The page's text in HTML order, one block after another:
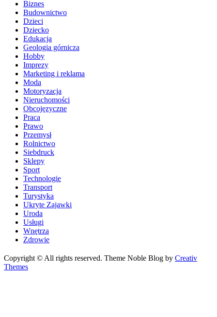
Biznes
Budownictwo
Dzieci
Dziecko
Edukacja
Geologia górnicza
Hobby
Imprezy
Marketing i reklama
Moda
Motoryzacja
Nieruchomości
Obcojęzyczne
Praca
Prawo
Przemysł
Rolnictwo
Siebdruck
Sklepy
Sport
Technologie
Transport
Turystyka
Ukryte Zajawki
Uroda
Usługi
Wnętrza
Zdrowie
Copyright © All rights reserved. Theme Noble Blog by Creativ
Themes